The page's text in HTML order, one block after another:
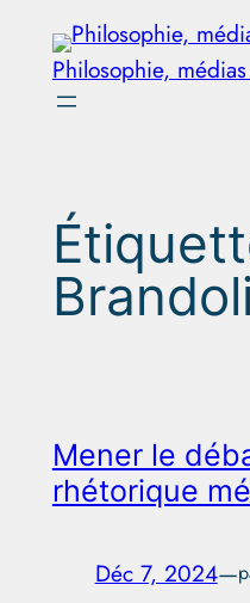
Aller
contenu
Philosophie,
Mener le
rhétorique
Déc 7, 2024—